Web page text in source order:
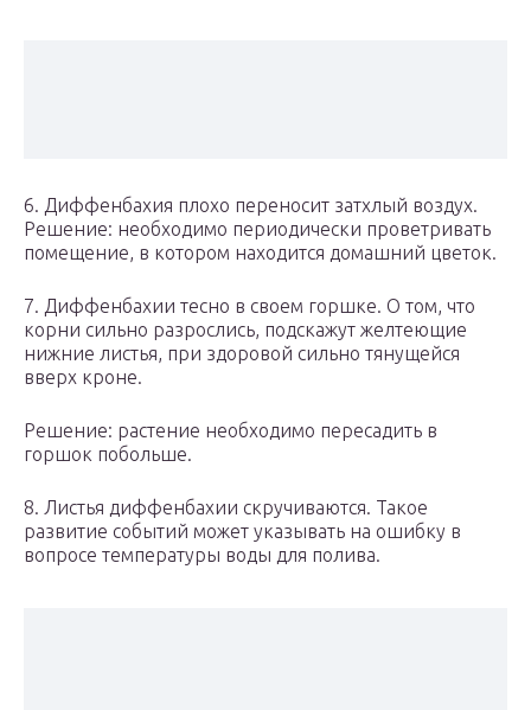
6. Диффенбахия плохо переносит затхлый воздух.
Решение: необходимо периодически проветривать
помещение, в котором находится домашний цветок.
7. Диффенбахии тесно в своем горшке. О том, что
корни сильно разрослись, подскажут желтеющие
нижние листья, при здоровой сильно тянущейся
вверх кроне.
Решение: растение необходимо пересадить в
горшок побольше.
8. Листья диффенбахии скручиваются. Такое
развитие событий может указывать на ошибку в
вопросе температуры воды для полива.